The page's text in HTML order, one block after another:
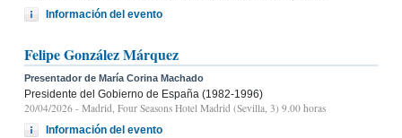
Información del evento
Felipe González Márquez
Presentador de María Corina Machado
Presidente del Gobierno de España (1982-1996)
20/04/2026 - Madrid, Four Seasons Hotel Madrid (Sevilla, 3) 9.00 horas
Información del evento